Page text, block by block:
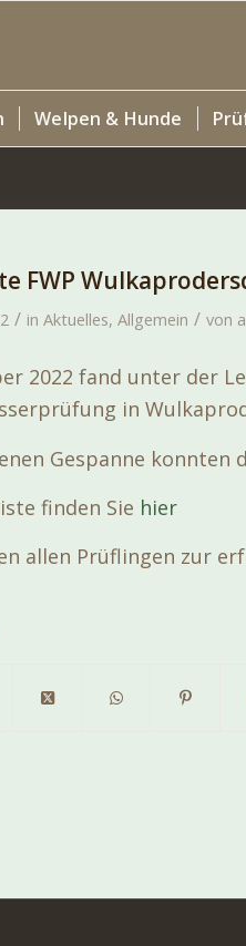
Welpen & Hunde
FWP
/ in Aktuelles, Allgemein / von
2022 fand unter der
in
Gespanne konnten
finden Sie hier
allen Prüflingen zur